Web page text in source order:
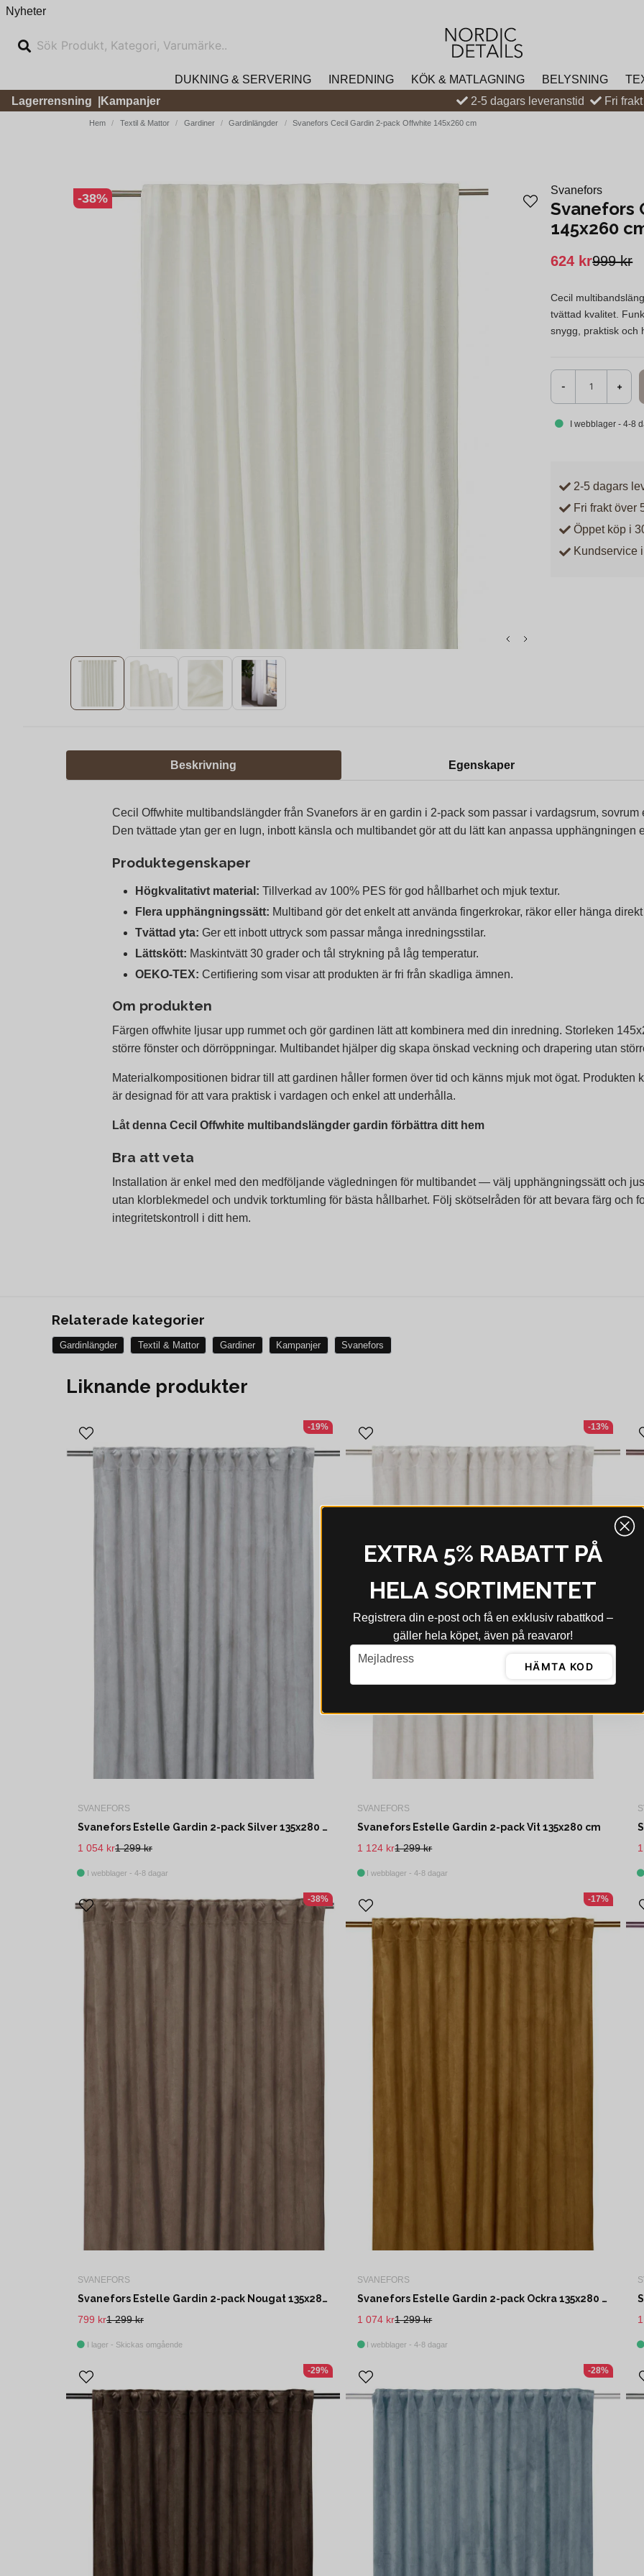
Nyheter
DUKNING & SERVERING INREDNING KÖK & MATLAGNING BELYSNING
Lagerrensning
Kampanjer 2-5 dagars leveranstid Fri
Hem Textil & Mattor Gardiner Gardinlängder Svanefors Cecil Gardin 2-pack Offwhite 145x260 cm
-38%
Svanefors
Svanefors
145x260
999 kr
624 kr
Cecil
tvättad kvalitet.
snygg, praktisk och
- +
I webblager - 4-8
2-5 dagars
Fri frakt över
Öppet köp i
Kundservice
Beskrivning Egenskaper
Cecil Offwhite multibandslängder från Svanefors är en gardin i 2‑pack som passar i vardagsrum,
Den tvättade ytan ger en lugn, inbott känsla och multibandet gör att du lätt kan anpassa upphängningen
Produktegenskaper
Högkvalitativt material: Tillverkad av 100% PES för god hållbarhet och mjuk textur.
Flera upphängningssätt: Multiband gör det enkelt att använda fingerkrokar, räkor eller hänga
Tvättad yta: Ger ett inbott uttryck som passar många inredningsstilar.
Lättskött: Maskintvätt 30 grader och tål strykning på låg temperatur.
OEKO‑TEX: Certifiering som visar att produkten är fri från skadliga ämnen.
Om produkten
Färgen offwhite ljusar upp rummet och gör gardinen lätt att kombinera med din inredning. Storleken
större fönster och dörröppningar. Multibandet hjälper dig skapa önskad veckning och drapering utan
Materialkompositionen bidrar till att gardinen håller formen över tid och känns mjuk mot ögat. Produkten
är designad för att vara praktisk i vardagen och enkel att underhålla.
Låt denna Cecil Offwhite multibandslängder gardin förbättra ditt hem
Bra att veta
Installation är enkel med den medföljande vägledningen för multibandet — välj upphängningssätt och
utan klorblekmedel och undvik torktumling för bästa hållbarhet. Följ skötselråden för att bevara färg och
integritetskontroll i ditt hem.
Relaterade kategorier
Gardinlängder Textil & Mattor Gardiner Kampanjer Svanefors
Liknande produkter
SVANEFORS
Svanefors Estelle Gardin 2-pack Silver 135x280 cm
1 299 kr
1 054 kr
I webblager - 4-8 dagar
-19%
SVANEFORS
Svanefors Estelle Gardin 2-pack Vit 135x280 cm
1 299 kr
1 124 kr
I webblager - 4-8 dagar
-13%
SVANEFORS
Svanefors Estelle Gardin 2-pack Nougat 135x280 cm
1 299 kr
799 kr
I lager - Skickas omgående
-38%
SVANEFORS
Svanefors Estelle Gardin 2-pack Ockra 135x280 cm
1 299 kr
1 074 kr
I webblager - 4-8 dagar
-17%
-29% -28%
EXTRA 5% RABATT PÅ
HELA SORTIMENTET
Registrera din e‑post och få en exklusiv rabattkod –
gäller hela köpet, även på reavaror!
email
Mejladress
HÄMTA KOD